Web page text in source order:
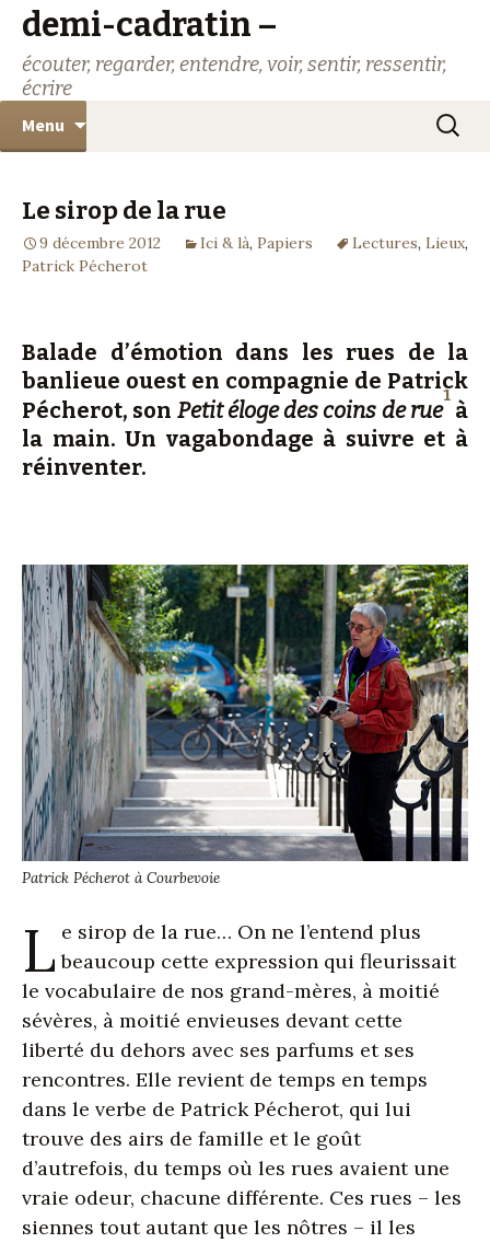
demi-cadratin –
écouter, regarder, entendre, voir, sentir, ressentir,
écrire
Menu
au
Le sirop de la rue
9 décembre 2012 Ici & là, Papiers Lectures, Lieux,
Patrick Pécherot
Balade d’émotion dans les rues de la
banlieue ouest en compagnie de Patrick
Pécherot, son Petit éloge des coins de rue
1
à
la main. Un vagabondage à suivre et à
réinventer.
Patrick Pécherot à Courbevoie
L e sirop de la rue… On ne l’entend plus
beaucoup cette expression qui fleurissait
le vocabulaire de nos grand-mères, à moitié
sévères, à moitié envieuses devant cette
liberté du dehors avec ses parfums et ses
rencontres. Elle revient de temps en temps
dans le verbe de Patrick Pécherot, qui lui
trouve des airs de famille et le goût
d’autrefois, du temps où les rues avaient une
vraie odeur, chacune différente. Ces rues – les
siennes tout autant que les nôtres – il les